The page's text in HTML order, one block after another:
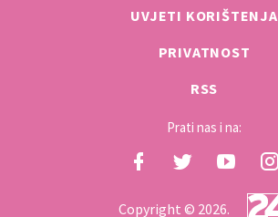
UVJETI KORIŠTENJA
PRIVATNOST
RSS
Prati nas i na:
Copyright © 2026.